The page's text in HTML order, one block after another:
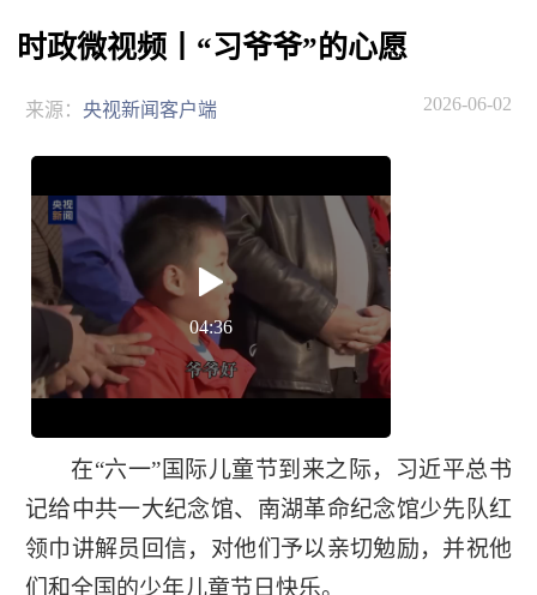
时政微视频丨“习爷爷”的心愿
来源： 央视新闻客户端 2026-06-02
04:36
在“六一”国际儿童节到来之际，习近平总书
记给中共一大纪念馆、南湖革命纪念馆少先队红
领巾讲解员回信，对他们予以亲切勉励，并祝他
们和全国的少年儿童节日快乐。